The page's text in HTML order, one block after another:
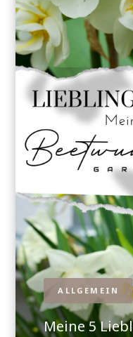
ALLGEMEIN
Meine 5